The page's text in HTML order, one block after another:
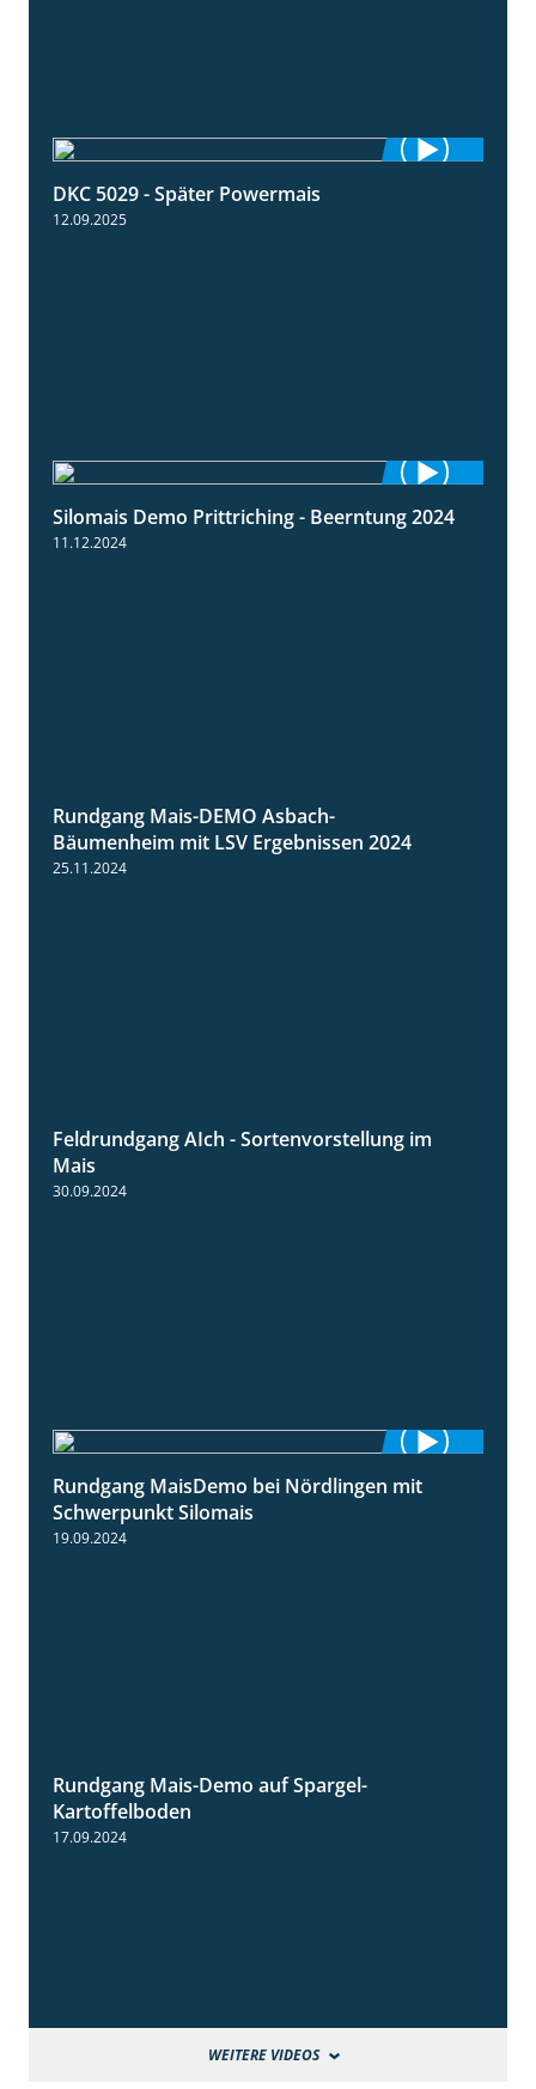
DKC 5029 - Später Powermais
12.09.2025
12:28
Silomais Demo Prittriching - Beerntung 2024
11.12.2024
8:38
Rundgang Mais-DEMO Asbach-
Bäumenheim mit LSV Ergebnissen 2024
25.11.2024
Feldrundgang AIch - Sortenvorstellung im
Mais
10:51
Rundgang MaisDemo bei Nördlingen mit
Schwerpunkt Silomais
19.09.2024
Rundgang Mais-Demo auf Spargel-
Kartoffelboden
17.09.2024
WEITERE VIDEOS